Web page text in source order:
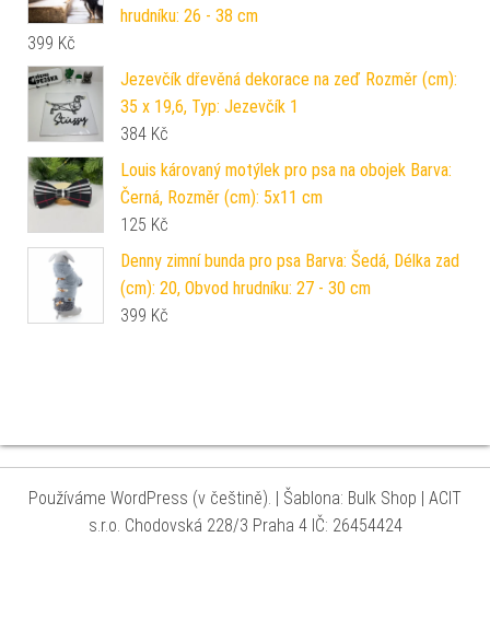
hrudníku: 26 - 38 cm
399 Kč
Jezevčík dřevěná dekorace na zeď Rozměr (cm):
35 x 19,6, Typ: Jezevčík 1
384 Kč
Louis károvaný motýlek pro psa na obojek Barva:
Černá, Rozměr (cm): 5x11 cm
125 Kč
Denny zimní bunda pro psa Barva: Šedá, Délka zad
(cm): 20, Obvod hrudníku: 27 - 30 cm
399 Kč
Používáme WordPress (v češtině). | Šablona: Bulk Shop | ACIT
s.r.o. Chodovská 228/3 Praha 4 IČ: 26454424